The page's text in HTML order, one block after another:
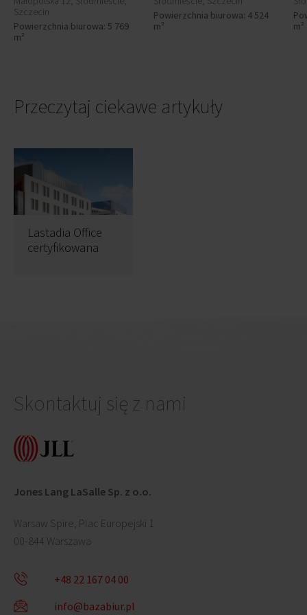
Szczecin
Powierzchnia biurowa: 5 769
m²
Powierzchnia biurowa: 4 524
m²
m²
Przeczytaj ciekawe artykuły
Lastadia Office
certyfikowana
Skontaktuj się z nami
Jones Lang LaSalle Sp. z o.o.
Warsaw Spire, Plac Europejski 1
00-844 Warszawa
+48 22 167 04 00
info@bazabiur.pl